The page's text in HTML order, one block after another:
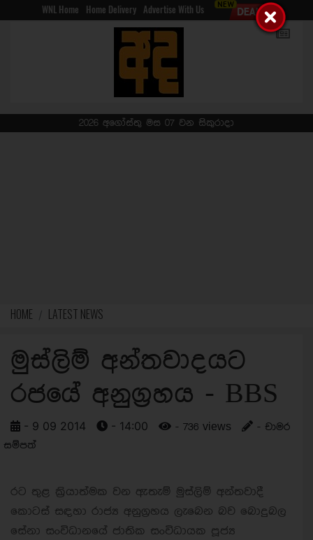
WNL Home Home Delivery Advertise With Us
2026 අගෝස්තු මස 07 වන සිකුරාදා
HOME LATEST NEWS
මුස්ලිම් අන්තවාදයට
රජයේ අනුග්‍රහය - BBS
- 9 09 2014 - 14:00 - 736 views
- චාමර
සම්පත්
රට තුළ ක්‍රියාත්මක වන ඇතැම් මුස්ලිම් අන්තවාදී
කොටස් සඳහා රාජ්‍ය අනුග්‍රහය ලැබෙන බව බොදුබල
සේනා සංවිධානයේ ජාතික සංවිධායක පූජ්‍ය